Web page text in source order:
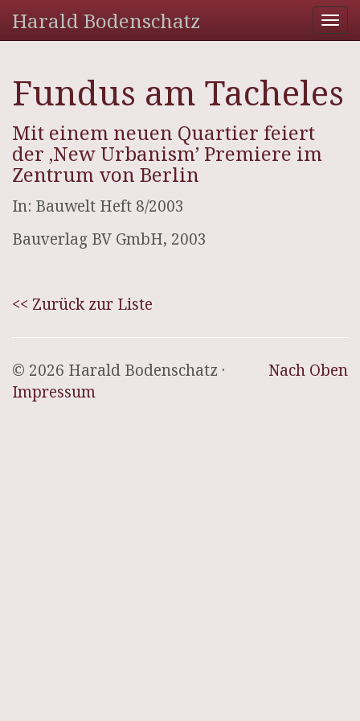
Harald Bodenschatz
Fundus am Tacheles
Mit einem neuen Quartier feiert
der ‚New Urbanism’ Premiere im
Zentrum von Berlin
In: Bauwelt Heft 8/2003
Bauverlag BV GmbH, 2003
<< Zurück zur Liste
Nach Oben
© 2026 Harald Bodenschatz ·
Impressum